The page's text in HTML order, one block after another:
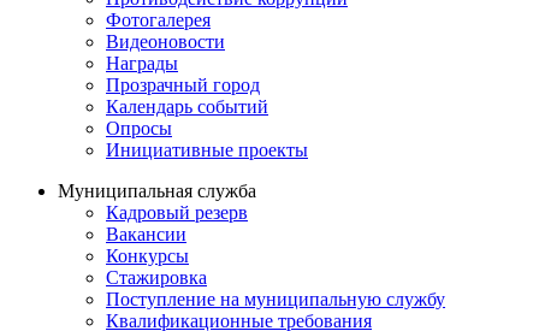
Фотогалерея
Видеоновости
Награды
Прозрачный город
Календарь событий
Опросы
Инициативные проекты
Муниципальная служба
Кадровый резерв
Вакансии
Конкурсы
Стажировка
Поступление на муниципальную службу
Квалификационные требования